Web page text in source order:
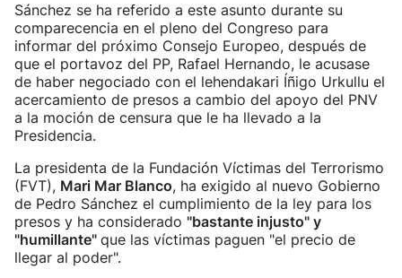
Sánchez se ha referido a este asunto durante su
comparecencia en el pleno del Congreso para
informar del próximo Consejo Europeo, después de
que el portavoz del PP, Rafael Hernando, le acusase
de haber negociado con el lehendakari Íñigo Urkullu el
acercamiento de presos a cambio del apoyo del PNV
a la moción de censura que le ha llevado a la
Presidencia.
La presidenta de la Fundación Víctimas del Terrorismo
(FVT), Mari Mar Blanco, ha exigido al nuevo Gobierno
de Pedro Sánchez el cumplimiento de la ley para los
presos y ha considerado "bastante injusto" y
"humillante" que las víctimas paguen "el precio de
llegar al poder".